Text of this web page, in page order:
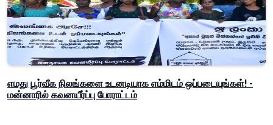
எமது பூர்வீக நிலங்களை உடனடியாக எம்மிடம் ஒப்படையுங்கள்! -
மன்னாரில் கவனயீர்ப்பு போராட்டம்